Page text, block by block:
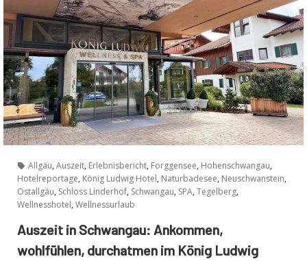
Allgäu, Auszeit, Erlebnisbericht, Forggensee, Hohenschwangau,
Hotelreportage, König Ludwig Hotel, Naturbadesee, Neuschwanstein,
Ostallgäu, Schloss Linderhof, Schwangau, SPA, Tegelberg,
Wellnesshotel, Wellnessurlaub
Auszeit in Schwangau: Ankommen,
wohlfühlen, durchatmen im König Ludwig